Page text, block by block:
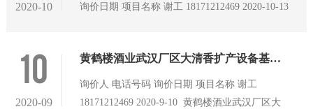
2020-10
询价日期 项目名称 谢工 18171212469 2020-10-13
10
2020-09
黄鹤楼酒业武汉厂区大清香扩产设备基础施工项目询价公告
询价人 电话号码 询价日期 项目名称 谢工
18171212469 2020-9-10 黄鹤楼酒业武汉厂区大